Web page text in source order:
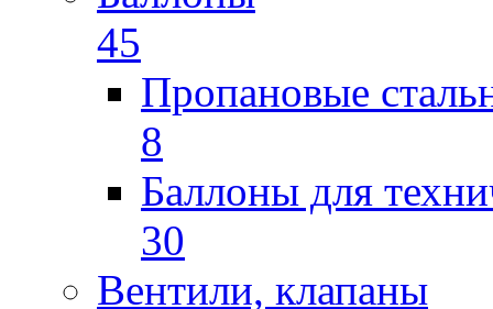
45
Пропановые
8
Баллоны для
30
Вентили, клапаны